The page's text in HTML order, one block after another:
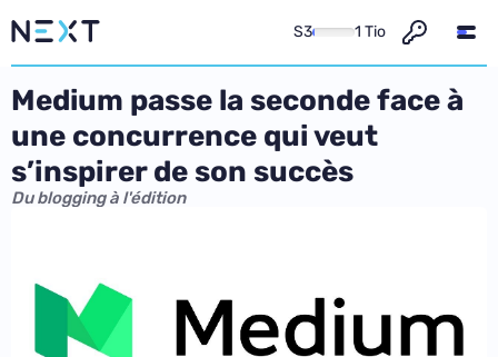
S3 1 Tio
Medium passe la seconde face à
une concurrence qui veut
s’inspirer de son succès
Du blogging à l'édition